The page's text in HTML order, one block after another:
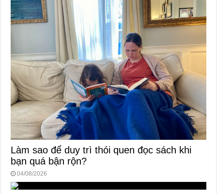
Làm sao để duy trì thói quen đọc sách khi
bạn quá bận rộn?
04/08/2026